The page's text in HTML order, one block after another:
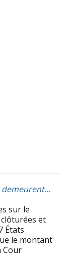
demeurent…
sur le
et
États
le montant
Cour